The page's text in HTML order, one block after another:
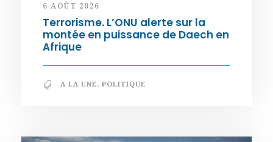
6 AOÛT 2026
Terrorisme. L’ONU alerte sur la
montée en puissance de Daech en
Afrique
A LA UNE, POLITIQUE